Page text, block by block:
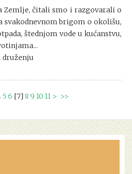
Zemlje, čitali smo i razgovarali o
svakodnevnom brigom o okolišu,
štednjom vode u kućanstvu,
druženju
5 6 [7] 8 9 10 11 > >>